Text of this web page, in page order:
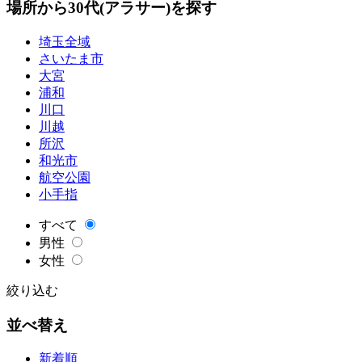
場所から30代(アラサー)を探す
埼玉全域
さいたま市
大宮
浦和
川口
川越
所沢
和光市
航空公園
小手指
すべて
男性
女性
絞り込む
並べ替え
新着順